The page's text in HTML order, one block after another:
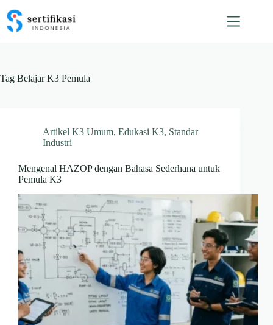
content
Tag Belajar K3 Pemula
Artikel K3 Umum, Edukasi K3, Standar
Industri
Mengenal HAZOP dengan Bahasa Sederhana untuk
Pemula K3